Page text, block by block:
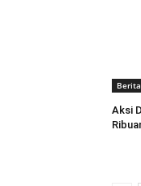
Berita
Aksi